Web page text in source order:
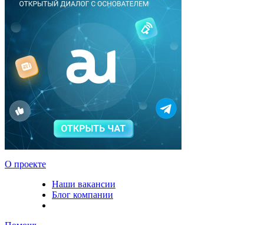
О проекте
Наши вакансии
Блог компании